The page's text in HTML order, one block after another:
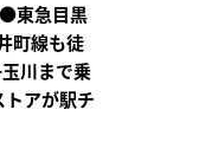
東急目黒
町線も徒
川まで乗
アが駅チ